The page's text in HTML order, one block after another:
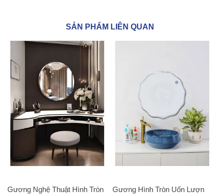
SẢN PHẨM LIÊN QUAN
Gương Nghệ Thuật Hình Tròn
Gương Hình Tròn Uốn Lượn